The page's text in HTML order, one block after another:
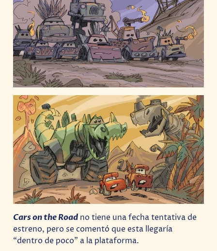
Cars on the Road no tiene una fecha tentativa de
estreno, pero se comentó que esta llegaría
“dentro de poco” a la plataforma.